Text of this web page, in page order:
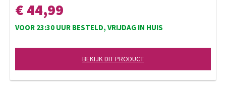
€ 44,99
VOOR 23:30 UUR BESTELD, VRIJDAG IN HUIS
BEKIJK DIT PRODUCT